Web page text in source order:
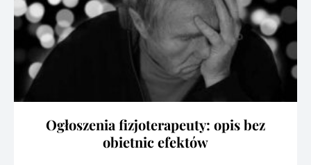
Ogłoszenia fizjoterapeuty: opis bez
obietnic efektów